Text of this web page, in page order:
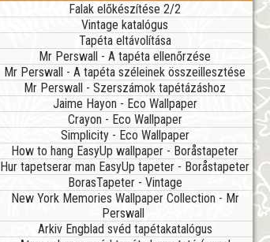
Falak előkészítése 2/2
Vintage katalógus
Tapéta eltávolítása
Mr Perswall - A tapéta ellenőrzése
Mr Perswall - A tapéta széleinek összeillesztése
Mr Perswall - Szerszámok tapétázáshoz
Jaime Hayon - Eco Wallpaper
Crayon - Eco Wallpaper
Simplicity - Eco Wallpaper
How to hang EasyUp wallpaper - Boråstapeter
Hur tapetserar man EasyUp tapeter - Boråstapeter
BorasTapeter - Vintage
New York Memories Wallpaper Collection - Mr
Perswall
Arkiv Engblad svéd tapétakatalógus